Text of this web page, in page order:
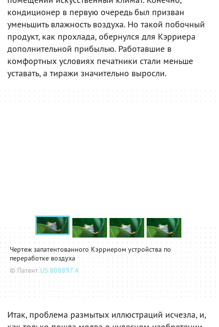
кондиционер в первую очередь был призван
уменьшить влажность воздуха. Но такой побочный
продукт, как прохлада, обернулся для Кэрриера
дополнительной прибылью. Работавшие в
комфортных условиях печатники стали меньше
уставать, а тиражи значительно выросли.
Чертеж запатентованного Кэрриером устройства по
переработке воздуха
© ПатентUS 808897 A
Итак, проблема размытых иллюстраций исчезла, и,